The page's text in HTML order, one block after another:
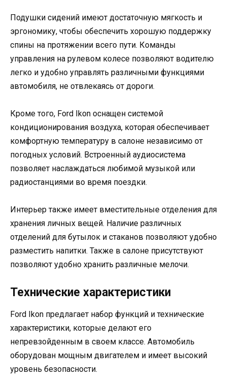
Подушки сидений имеют достаточную мягкость и
эргономику, чтобы обеспечить хорошую поддержку
спины на протяжении всего пути. Команды
управления на рулевом колесе позволяют водителю
легко и удобно управлять различными функциями
автомобиля, не отвлекаясь от дороги.
Кроме того, Ford Ikon оснащен системой
кондиционирования воздуха, которая обеспечивает
комфортную температуру в салоне независимо от
погодных условий. Встроенный аудиосистема
позволяет наслаждаться любимой музыкой или
радиостанциями во время поездки.
Интерьер также имеет вместительные отделения для
хранения личных вещей. Наличие различных
отделений для бутылок и стаканов позволяют удобно
разместить напитки. Также в салоне присутствуют
позволяют удобно хранить различные мелочи.
Технические характеристики
Ford Ikon предлагает набор функций и технические
характеристики, которые делают его
непревзойденным в своем классе. Автомобиль
оборудован мощным двигателем и имеет высокий
уровень безопасности.